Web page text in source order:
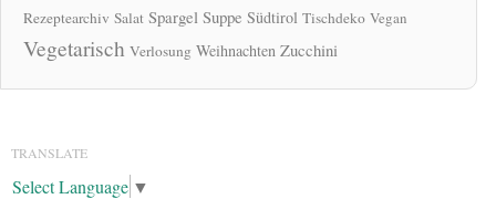
Rezeptearchiv Salat Spargel Suppe Südtirol Tischdeko Vegan
Vegetarisch Verlosung Weihnachten Zucchini
TRANSLATE
Select Language ▼